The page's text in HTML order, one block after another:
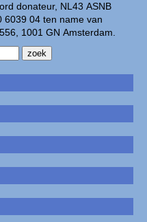
donateur, NL43 ASNB
6039 04 ten name van
1001 GN Amsterdam.